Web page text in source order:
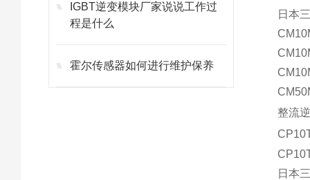
IGBT逆变模块厂家说说工作过
程是什么
霍尔传感器如何进行维护保养
日本
整流
日本